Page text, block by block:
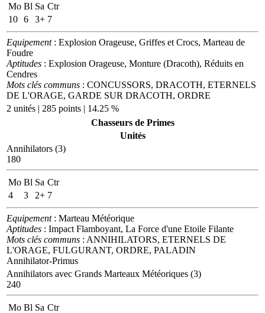
Mo Bl Sa Ctr
10 6 3+ 7
Equipement: Explosion Orageuse, Griffes et Crocs, Marteau de
Foudre
Aptitudes : Explosion Orageuse, Monture (Dracoth), Réduits en
Cendres
Mots clés communs : CONCUSSORS, DRACOTH, ETERNELS
DE L'ORAGE, GARDE SUR DRACOTH, ORDRE
2 unités | 285 points | 14.25 %
Chasseurs de Primes
Unités
Annihilators (3)
180
Mo Bl Sa Ctr
4
3 2+ 7
Equipement: Marteau Météorique
Aptitudes : Impact Flamboyant, La Force d'une Etoile Filante
Mots clés communs : ANNIHILATORS, ETERNELS DE
L'ORAGE, FULGURANT, ORDRE, PALADIN
Annihilator-Primus
Annihilators avec Grands Marteaux Météoriques (3)
240
Mo Bl Sa Ctr